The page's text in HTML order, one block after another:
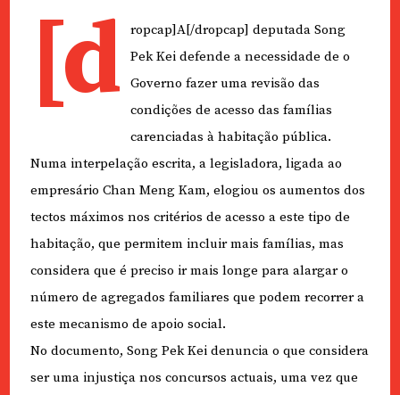
[d
ropcap]A[/dropcap] deputada Song
Pek Kei defende a necessidade de o
Governo fazer uma revisão das
condições de acesso das famílias
carenciadas à habitação pública.
Numa interpelação escrita, a legisladora, ligada ao
empresário Chan Meng Kam, elogiou os aumentos dos
tectos máximos nos critérios de acesso a este tipo de
habitação, que permitem incluir mais famílias, mas
considera que é preciso ir mais longe para alargar o
número de agregados familiares que podem recorrer a
este mecanismo de apoio social.
No documento, Song Pek Kei denuncia o que considera
ser uma injustiça nos concursos actuais, uma vez que